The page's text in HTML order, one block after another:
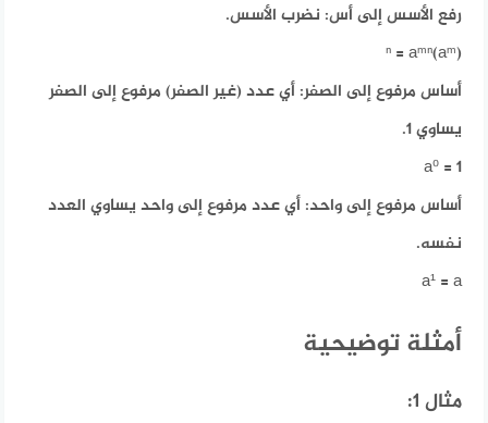
رفع الأسس إلى أس: نضرب الأسس.
(aᵐ)ⁿ = aᵐⁿ
أساس مرفوع إلى الصفر: أي عدد (غير الصفر) مرفوع إلى الصفر
يساوي 1.
a⁰ = 1
أساس مرفوع إلى واحد: أي عدد مرفوع إلى واحد يساوي العدد
نفسه.
a¹ = a
أمثلة توضيحية
مثال 1: